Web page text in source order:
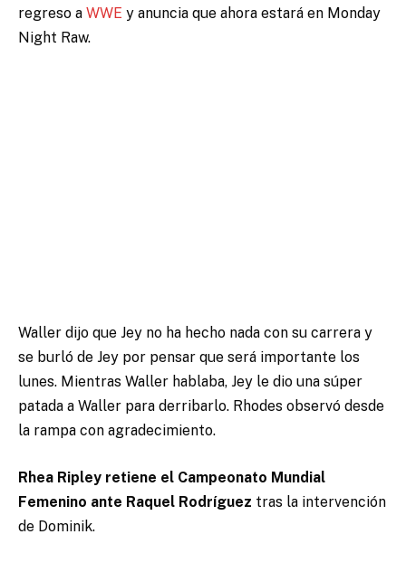
regreso a WWE y anuncia que ahora estará en Monday
Night Raw.
Waller dijo que Jey no ha hecho nada con su carrera y
se burló de Jey por pensar que será importante los
lunes. Mientras Waller hablaba, Jey le dio una súper
patada a Waller para derribarlo. Rhodes observó desde
la rampa con agradecimiento.
Rhea Ripley retiene el Campeonato Mundial
Femenino ante Raquel Rodríguez tras la intervención
de Dominik.